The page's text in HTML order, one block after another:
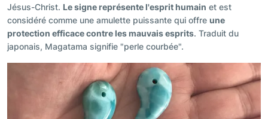
Jésus-Christ. Le signe représente l'esprit humain et est
considéré comme une amulette puissante qui offre une
protection efficace contre les mauvais esprits. Traduit du
japonais, Magatama signifie "perle courbée".